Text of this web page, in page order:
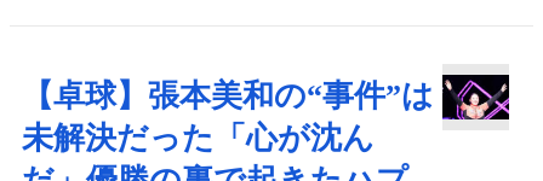
【卓球】張本美和の“事件”は
未解決だった「心が沈ん